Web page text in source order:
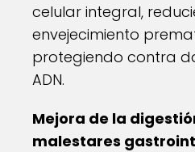
celular integral,
envejecimiento
protegiendo contra
ADN.
Mejora de la
malestares